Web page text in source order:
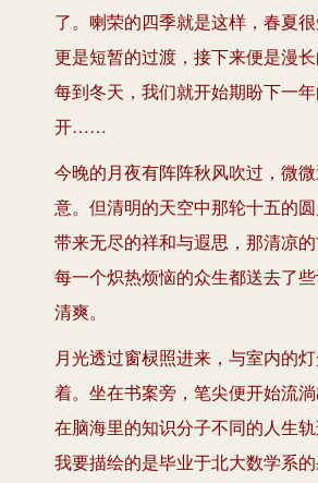
了。喇荣的四季就是这样，春夏
更是短暂的过渡，接下来便是漫长
每到冬天，我们就开始期盼下一
开……
今晚的月夜有阵阵秋风吹过，微
意。但清明的天空中那轮十五的
带来无尽的祥和与遐思，那清凉
每一个炽热烦恼的众生都送去了
清爽。
月光透过窗棂照进来，与室内的
着。坐在书案旁，笔尖便开始流
在脑海里的知识分子不同的人生
我要描绘的是毕业于北大数学系